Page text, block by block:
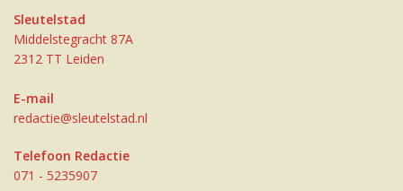
Sleutelstad
Middelstegracht 87A
2312 TT Leiden
E-mail
redactie@sleutelstad.nl
Telefoon Redactie
071 - 5235907